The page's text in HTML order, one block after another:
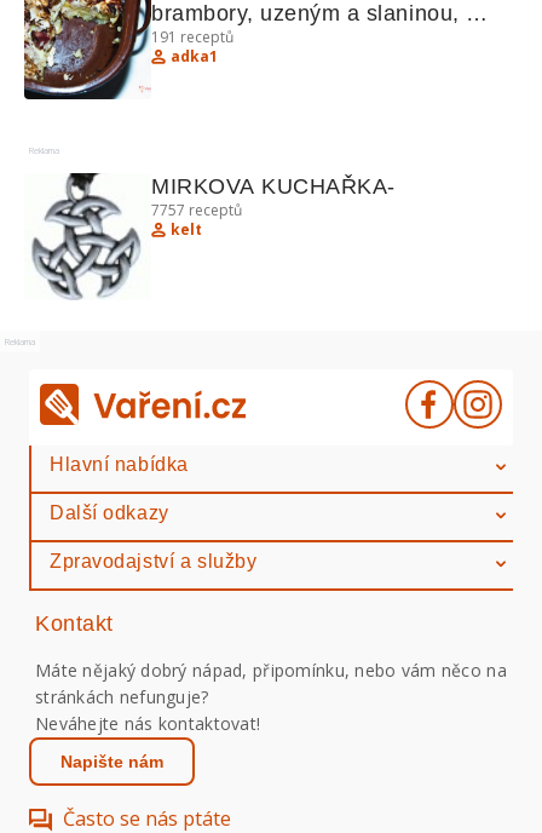
brambory, uzeným a slaninou,
pudinkem a skořicí.
191 receptů
adka1
Reklama
MIRKOVA KUCHAŘKA-
7757 receptů
kelt
Reklama
Hlavní nabídka
Další odkazy
Zpravodajství a služby
Kontakt
Máte nějaký dobrý nápad, připomínku, nebo vám něco na
stránkách nefunguje?
Neváhejte nás kontaktovat!
Napište nám
Často se nás ptáte